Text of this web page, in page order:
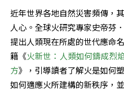
近年世界各地自然災害頻傳，
人心。全球火研究專家史帝芬
提出人類現在所處的世代應命
籍《火新世：人類如何鑄成烈
方》，引導讀者了解火是如何
如何適應火所建構的新秩序，